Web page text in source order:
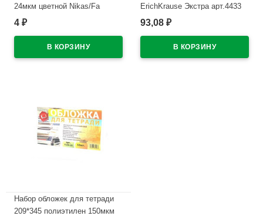
24мкм цветной Nikas/Fa
4 ₽
ErichKrause Экстра арт.4433
(Ст.30)
93,08 ₽
Набор обложек для тетради
209*345 полиэтилен 150мкм